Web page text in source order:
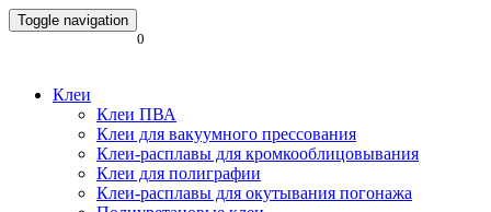
Toggle navigation
0
Клеи
Клеи ПВА
Клеи для вакуумного прессования
Клеи-расплавы для кромкооблицовывания
Клеи для полиграфии
Клеи-расплавы для окутывания погонажа